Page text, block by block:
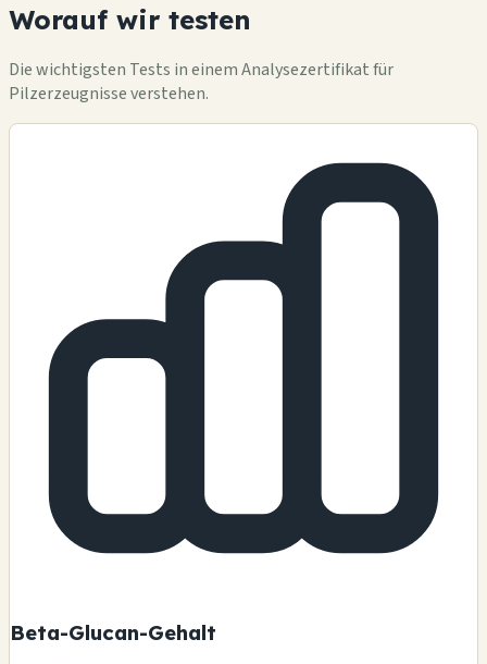
Worauf wir testen
Die wichtigsten Tests in einem Analysezertifikat für
Pilzerzeugnisse verstehen.
Beta-Glucan-Gehalt